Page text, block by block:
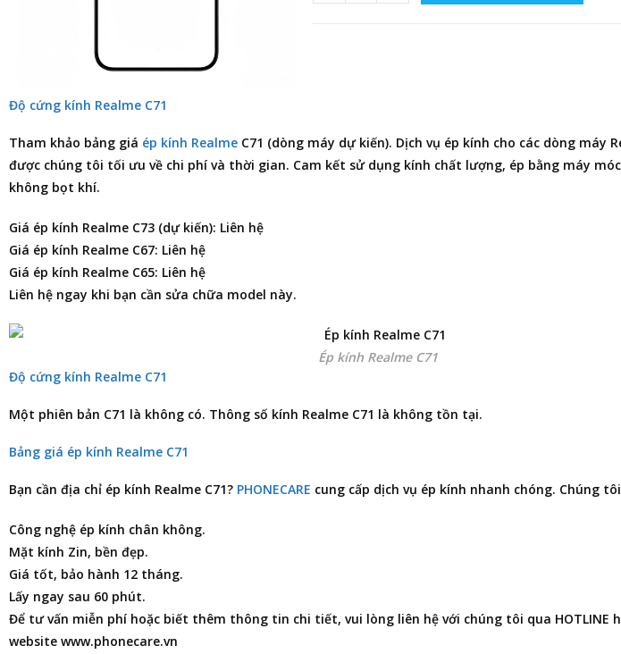
Độ cứng kính Realme C71
Tham khảo bảng giá ép kính Realme C71 (dòng máy dự kiến). Dịch vụ ép kính cho các dòng máy
được chúng tôi tối ưu về chi phí và thời gian. Cam kết sử dụng kính chất lượng, ép bằng máy
không bọt khí.
Giá ép kính Realme C73 (dự kiến): Liên hệ
Giá ép kính Realme C67: Liên hệ
Giá ép kính Realme C65: Liên hệ
Liên hệ ngay khi bạn cần sửa chữa model này.
Ép kính Realme C71
Độ cứng kính Realme C71
Một phiên bản C71 là không có. Thông số kính Realme C71 là không tồn tại.
Bảng giá ép kính Realme C71
Bạn cần địa chỉ ép kính Realme C71? PHONECARE cung cấp dịch vụ ép kính nhanh chóng. Chúng tôi
Công nghệ ép kính chân không.
Mặt kính Zin, bền đẹp.
Giá tốt, bảo hành 12 tháng.
Lấy ngay sau 60 phút.
Để tư vấn miễn phí hoặc biết thêm thông tin chi tiết, vui lòng liên hệ với chúng tôi qua HOTLINE
website www.phonecare.vn